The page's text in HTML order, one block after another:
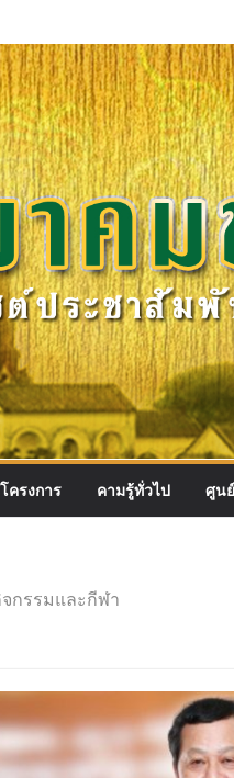
ครงการ คามรู้ทั่วไป ศูน
กรรมและกีฬา